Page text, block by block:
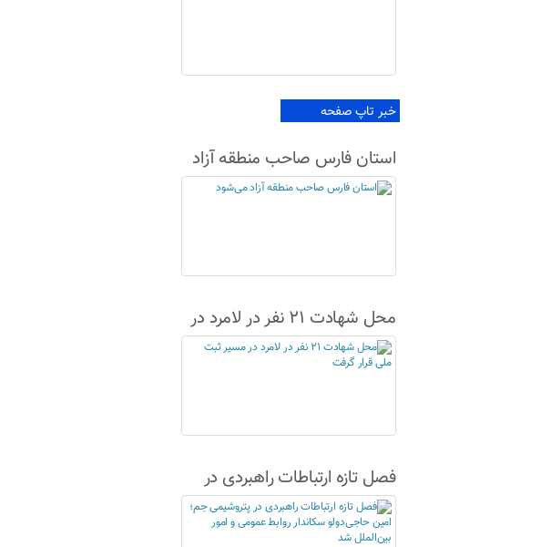
خبر تاپ صفحه
استان فارس صاحب منطقه آزاد
می‌شود
محل شهادت ۲۱ نفر در لامرد در
مسیر ثبت ملی قرار گرفت
فصل تازه ارتباطات راهبردی در
پتروشیمی جم؛ امین حاجی‌دولو
سکاندار روابط عمومی و امور